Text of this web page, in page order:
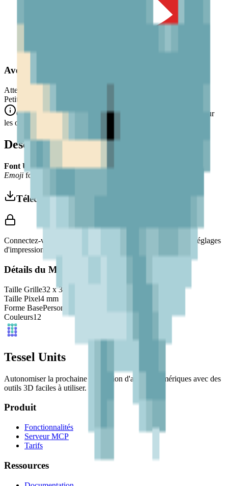
Avertissement de Sécurité
Attention. Ne convient pas aux enfants de moins de 3 ans.
Petits éléments. Danger d'étouffement.
Conforme aux normes de sécurité CE/NF (NF EN 71-1) pour
les objets de petite taille.
Description
Font Used:This design is inspired by the iconic
Emojifont style, adapted into high-quality pixel art.
Télécharger 3MF
Connectez-vous pour télécharger ce modèle et accéder aux réglages
d'impression.
Détails du Modèle
Taille Grille32 x32
Taille Pixel4 mm
Forme BasePersonnalisé
Couleurs12
Tessel Units
Autonomiser la prochaine génération d'artistes numériques avec des
outils 3D faciles à utiliser.
Produit
Fonctionnalités
Serveur MCP
Tarifs
Ressources